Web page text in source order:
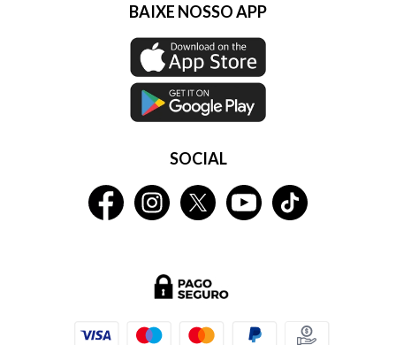
BAIXE NOSSO APP
SOCIAL